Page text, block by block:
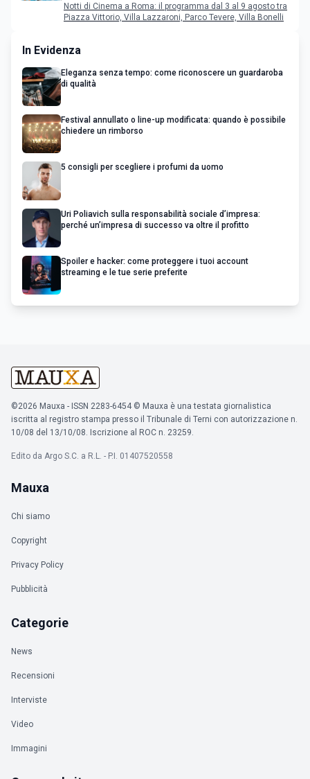
Notti di Cinema a Roma: il programma dal 3 al 9 agosto tra
Piazza Vittorio, Villa Lazzaroni, Parco Tevere, Villa Bonelli
In Evidenza
Eleganza senza tempo: come riconoscere un guardaroba
di qualità
Festival annullato o line-up modificata: quando è possibile
chiedere un rimborso
5 consigli per scegliere i profumi da uomo
Uri Poliavich sulla responsabilità sociale d’impresa:
perché un’impresa di successo va oltre il profitto
Spoiler e hacker: come proteggere i tuoi account
streaming e le tue serie preferite
©2026 Mauxa - ISSN 2283-6454 © Mauxa è una testata giornalistica
iscritta al registro stampa presso il Tribunale di Terni con autorizzazione n.
10/08 del 13/10/08. Iscrizione al ROC n. 23259.
Edito da Argo S.C. a R.L. - P.I. 01407520558
Mauxa
Chi siamo
Copyright
Privacy Policy
Pubblicità
Categorie
News
Recensioni
Interviste
Video
Immagini